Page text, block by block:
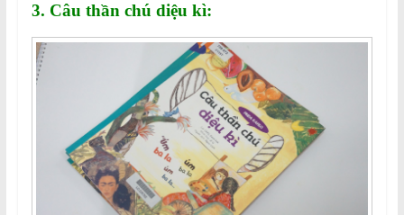
3. Câu thần chú diệu kì: